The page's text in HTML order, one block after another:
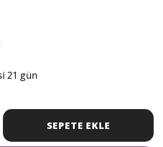
21 gün
SEPETE EKLE